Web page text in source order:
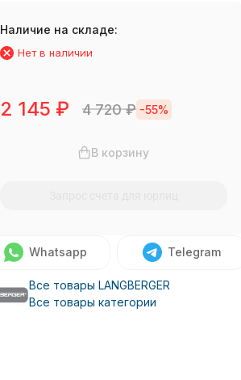
Наличие на складе:
Нет в наличии
2 145 ₽ 4 720₽ -55%
В корзину
Whatsapp Telegram
Все товары LANGBERGER
Все товары категории